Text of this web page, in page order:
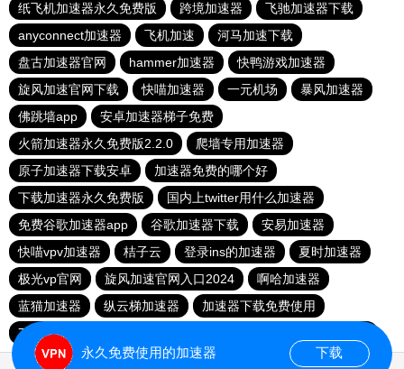
纸飞机加速器永久免费版
跨境加速器
飞驰加速器下载
anyconnect加速器
飞机加速
河马加速下载
盘古加速器官网
hammer加速器
快鸭游戏加速器
旋风加速官网下载
快喵加速器 一元机场
暴风加速器
佛跳墙app
安卓加速器梯子免费
火箭加速器永久免费版2.2.0
爬墙专用加速器
原子加速器下载安卓
加速器免费的哪个好
下载加速器永久免费版
国内上twitter用什么加速器
免费谷歌加速器app
谷歌加速器下载
安易加速器
快喵vpv加速器
桔子云 登录ins的加速器
夏时加速器
极光vp官网
旋风加速官网入口2024
啊哈加速器
蓝猫加速器
纵云梯加速器
加速器下载免费使用
78加速器
永久免费使用的加速器 下载